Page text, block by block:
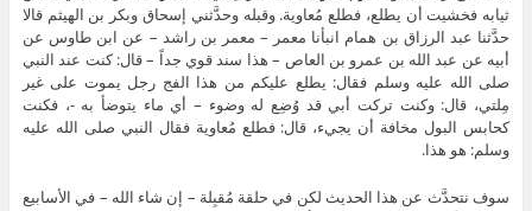
ثيابه فخشيت أن يطلع، فطلع مُعاوية. وقبله وحدَّثني إسحاق وبكر بن الهيثم قالا
حدَّثنا عبد الرزاق بن همام انبأنا معمر – معمر بن راشد – عن ابن طاوس عن
أبيه عن عبد الله بن عمرو بن العاص – هذا سند قوي جداً – قال: كنت عند النبي
صلى الله عليه وسلم فقال: يطلع عليكم من هذا الفج رجل يموت على غير
مِلتي، قال: وكنت تركت أبي قد وُضِع له وضوء – أي ماء يتوضأ به -، فكنت
كحابس البول مخافة أن يجيء، قال: فطلع مُعاوية فقال النبي صلى الله عليه
وسلم: هو هذا.
سوف نتحدَّث عن هذا الحديث لكن في حلقة مُقبِلة – إن شاء الله – في الأسابيع